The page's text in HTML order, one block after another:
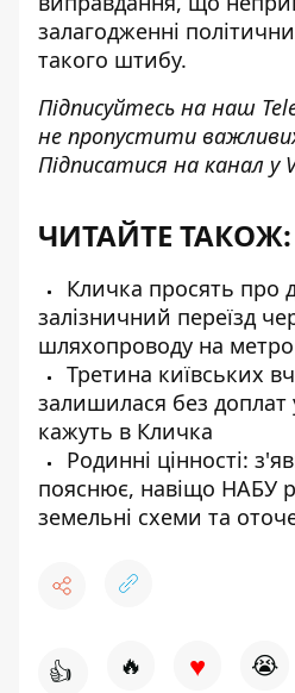
залагодженні
такого штибу.
Підписуйтесь на наш
не пропустити
Підписатися на канал у
ЧИТАЙТЕ ТАКОЖ:
Кличка просять про
залізничний переїзд
шляхопроводу на
Третина київських
залишилася без доплат
кажуть в Кличка
Родинні цінності:
пояснює, навіщо НАБУ
земельні схеми та
👍 🔥 ♥ 😭